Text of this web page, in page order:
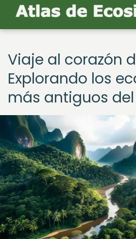
Viaje al corazón
Explorando los
más antiguos